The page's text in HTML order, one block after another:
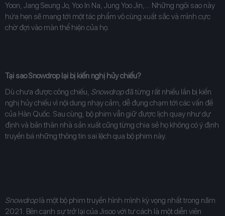
Yoon, Jang Seung Jo, Yoo In Na, Jung Yoo Jin,… Những ngôi sao này
hứa hẹn sẽ mang tới một tác phẩm vô cùng xuất sắc và mình cực
chờ đợi vào màn thể hiện của họ.
Tại sao Snowdrop lại bị kiến nghị hủy chiếu?
Dù chưa được công chiếu, Snowdropđã từng rất nhiều lần bị kiến
nghị hủy chiếu vì nội dung nhạy cảm, dễ đụng chạm tới các vấn đề
của Hàn Quốc. Sau cùng, bộ phim vẫn giữ được lịch quay như dự
định và bản thân nhà sản xuất cũng từng chia sẻ họ không có ý định
truyền bá những thông tin sai lệch qua bộ phim này.
Snowdroplà một bộ phim truyền hình mình kỳ vọng nhất trong năm
2021. Bên cạnh sự trở lại của Jisoo với tư cách là một diễn viên